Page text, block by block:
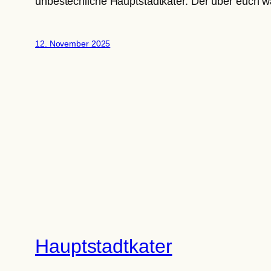
12. November 2025
Hauptstadtkater